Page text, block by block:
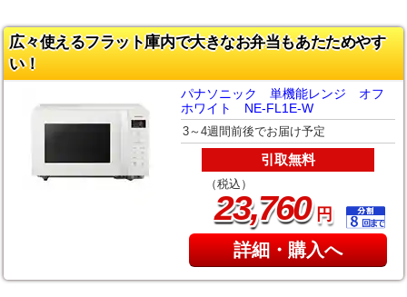
広々使えるフラット庫内で大きなお弁当もあたためやす
い！
パナソニック 単機能レンジ オフ
ホワイト NE-FL1E-W
3～4週間前後でお届け予定
引取無料
（税込）
23,760円
詳細・購入へ